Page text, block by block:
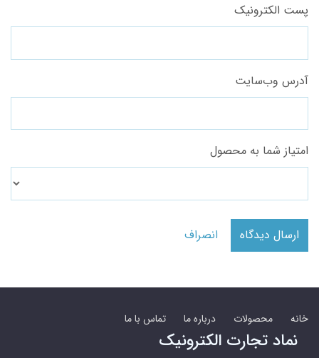
پست الکترونیک
آدرس وب‌سایت
امتیاز شما به محصول
ارسال دیدگاه انصراف
خانه محصولات درباره ما تماس با ما
نماد تجارت الکترونیک